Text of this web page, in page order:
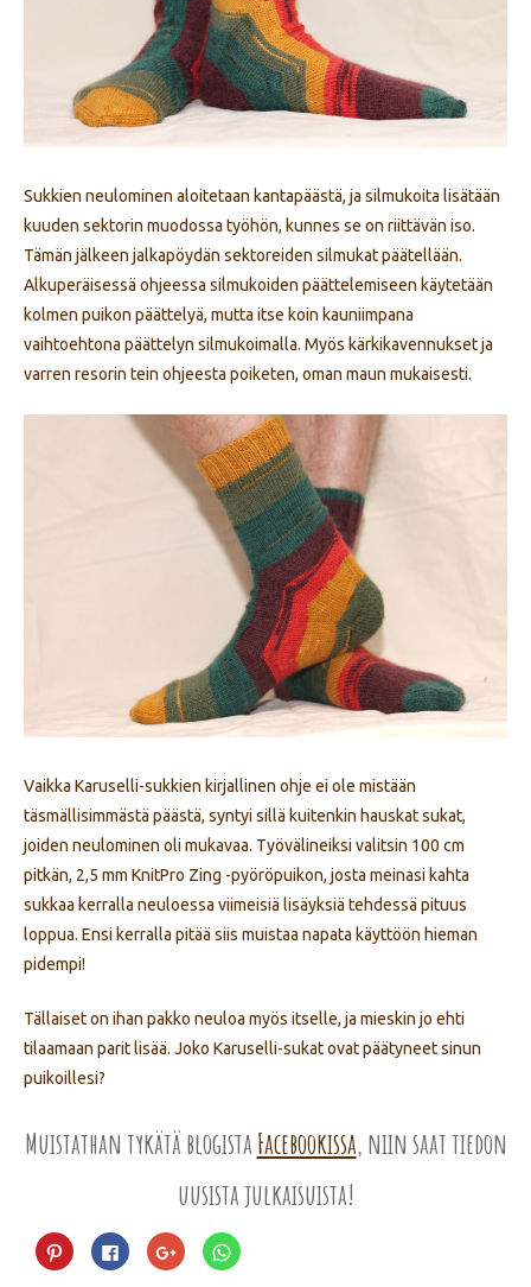
Sukkien neulominen aloitetaan kantapäästä, ja silmukoita lisätään
kuuden sektorin muodossa työhön, kunnes se on riittävän iso.
Tämän jälkeen jalkapöydän sektoreiden silmukat päätellään.
Alkuperäisessä ohjeessa silmukoiden päättelemiseen käytetään
kolmen puikon päättelyä, mutta itse koin kauniimpana
vaihtoehtona päättelyn silmukoimalla. Myös kärkikavennukset ja
varren resorin tein ohjeesta poiketen, oman maun mukaisesti.
Vaikka Karuselli-sukkien kirjallinen ohje ei ole mistään
täsmällisimmästä päästä, syntyi sillä kuitenkin hauskat sukat,
joiden neulominen oli mukavaa. Työvälineiksi valitsin 100 cm
pitkän, 2,5 mm KnitPro Zing -pyöröpuikon, josta meinasi kahta
sukkaa kerralla neuloessa viimeisiä lisäyksiä tehdessä pituus
loppua. Ensi kerralla pitää siis muistaa napata käyttöön hieman
pidempi!
Tällaiset on ihan pakko neuloa myös itselle, ja mieskin jo ehti
tilaamaan parit lisää. Joko Karuselli-sukat ovat päätyneet sinun
puikoillesi?
Muistathan tykätä blogista Facebookissa, niin saat tiedon
uusista julkaisuista!
Jaa
Pinterest
palvelussa(Avautuu
Jaa
Facebookissa(Avautuu
uudessa
Jaa
Google+
palvelussa(Avautuu
Jaa
WhatsApp